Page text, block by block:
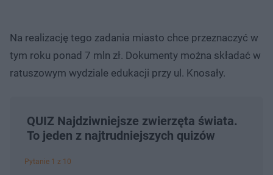
Na realizację tego zadania miasto chce przeznaczyć w
tym roku ponad 7 mln zł. Dokumenty można składać w
ratuszowym wydziale edukacji przy ul. Knosały.
QUIZ Najdziwniejsze zwierzęta świata.
To jeden z najtrudniejszych quizów
Pytanie 1 z 10